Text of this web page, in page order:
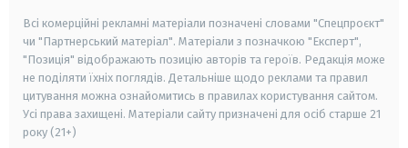
Всі комерційні рекламні матеріали позначені словами "Спецпроєкт"
чи "Партнерський матеріал". Матеріали з позначкою "Експерт",
"Позиція" відображають позицію авторів та героїв. Редакція може
не поділяти їхніх поглядів. Детальніше щодо реклами та правил
цитування можна ознайомитись в правилах користування сайтом.
Усі права захищені. Матеріали сайту призначені для осіб старше 21
року (21+)